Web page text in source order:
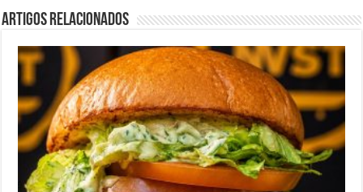
Artigos Relacionados